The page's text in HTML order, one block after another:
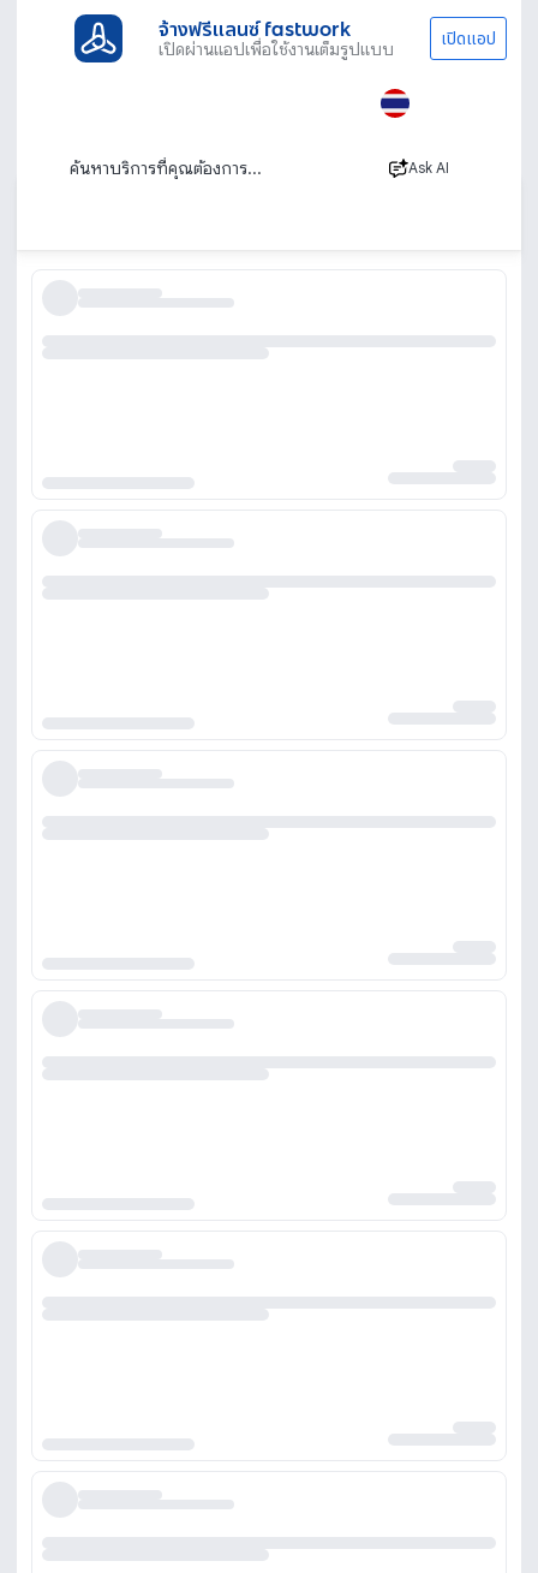
จ้างฟรีแลนซ์ fastwork
เปิดผ่านแอปเพื่อใช้งานเต็มรูปแบบ เปิดแอป
Ask AI
เรียนหมากรุกสากล เรียนหมากรุกไทย หมากรุก
ทุกประเภท